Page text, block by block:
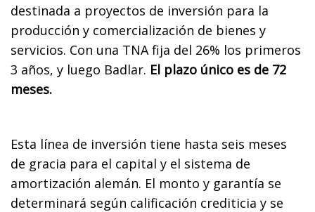
destinada a proyectos de inversión para la
producción y comercialización de bienes y
servicios. Con una TNA fija del 26% los primeros
3 años, y luego Badlar. El plazo único es de 72
meses.
Esta línea de inversión tiene hasta seis meses
de gracia para el capital y el sistema de
amortización alemán. El monto y garantía se
determinará según calificación crediticia y se